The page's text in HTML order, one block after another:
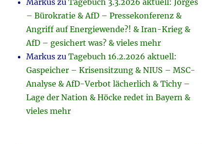
Markus zuTagebuch 3.3.2026 aktuell: Jörges
– Bürokratie & AfD – Pressekonferenz &
Angriff auf Energiewende?! & Iran-Krieg &
AfD – gesichert was? & vieles mehr
Markus zuTagebuch 16.2.2026 aktuell:
Gaspeicher – Krisensitzung & NIUS – MSC-
Analyse & AfD-Verbot lächerlich & Tichy –
Lage der Nation & Höcke redet in Bayern &
vieles mehr